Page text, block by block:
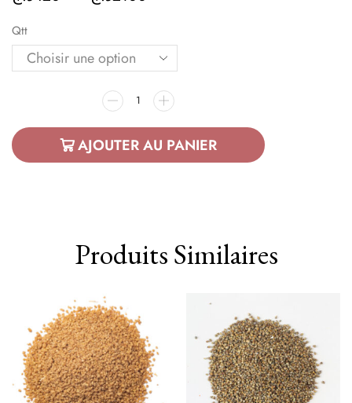
Qtt
AJOUTER AU PANIER
Produits Similaires